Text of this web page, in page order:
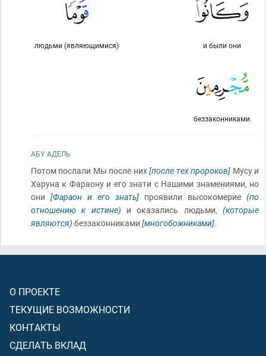
и были они
людьми (являющимися)
беззаконниками.
АБУ АДЕЛЬ
Потом послали Мы после них[после тех пророков] Мусу и
Харуна к Фараону и его знати с Нашими знамениями, но
они [Фараон и его знать] проявили высокомерие (по
отношению к истине) и оказались людьми,(которые
являются) беззаконниками [многобожниками].
О ПРОЕКТЕ
ТЕКУЩИЕ ВОЗМОЖНОСТИ
КОНТАКТЫ
СДЕЛАТЬ ВКЛАД